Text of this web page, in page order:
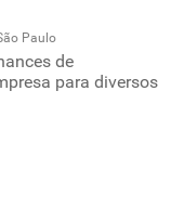
Paulo
de
para diversos